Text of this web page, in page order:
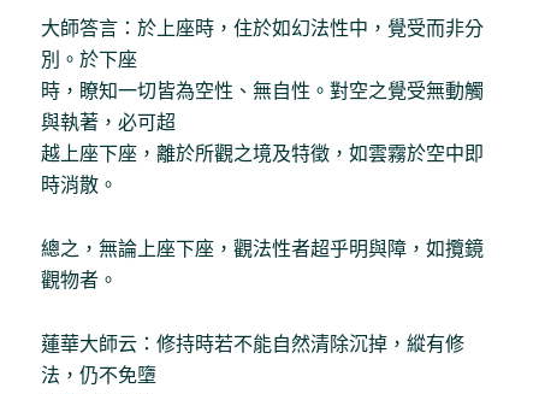
大師答言：於上座時，住於如幻法性中，覺受而非分
別。於下座
時，瞭知一切皆為空性、無自性。對空之覺受無動觸
與執著，必可超
越上座下座，離於所觀之境及特徵，如雲霧於空中即
時消散。
總之，無論上座下座，觀法性者超乎明與障，如攬鏡
觀物者。
蓮華大師云：修持時若不能自然清除沉掉，縱有修
法，仍不免墮